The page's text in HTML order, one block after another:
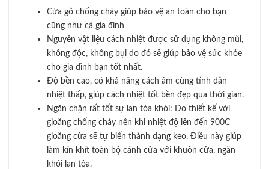
Cửa gỗ chống cháy giúp bảo vệ an toàn cho bạn
cũng như cả gia đình
Nguyên vật liệu cách nhiệt được sử dụng không mùi,
không độc, không bụi do đó sẽ giúp bảo vệ sức khỏe
cho gia đình bạn tốt nhất.
Độ bền cao, có khả năng cách âm cùng tính dẫn
nhiệt thấp, giúp cách nhiệt tốt bền đẹp qua thời gian.
Ngăn chặn rất tốt sự lan tỏa khói: Do thiết kế với
gioăng chống cháy nên khi nhiệt độ lên đến 900C
gioăng cửa sẽ tự biến thành dạng keo. Điều này giúp
làm kín khít toàn bộ cánh cửa với khuôn cửa, ngăn
khói lan tỏa.